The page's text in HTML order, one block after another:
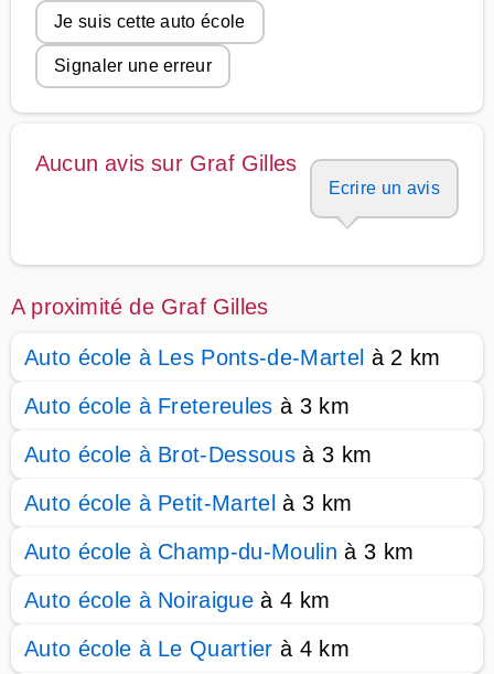
Je suis cette auto école
Signaler une erreur
Aucun avis sur Graf Gilles
Ecrire un avis
A proximité de Graf Gilles
Auto école à Les Ponts-de-Martel à 2 km
Auto école à Fretereules à 3 km
Auto école à Brot-Dessous à 3 km
Auto école à Petit-Martel à 3 km
Auto école à Champ-du-Moulin à 3 km
Auto école à Noiraigue à 4 km
Auto école à Le Quartier à 4 km